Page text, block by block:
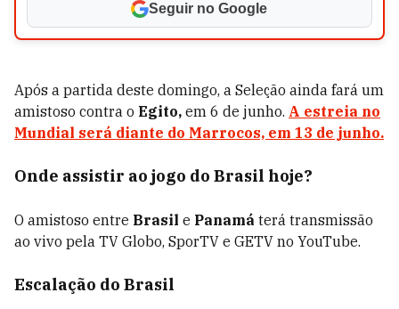
Seguir no Google
Após a partida deste domingo, a Seleção ainda fará um
amistoso contra o Egito, em 6 de junho. A estreia no
Mundial será diante do Marrocos, em 13 de junho.
Onde assistir ao jogo do Brasil hoje?
O amistoso entre Brasil e Panamá terá transmissão
ao vivo pela TV Globo, SporTV e GETV no YouTube.
Escalação do Brasil